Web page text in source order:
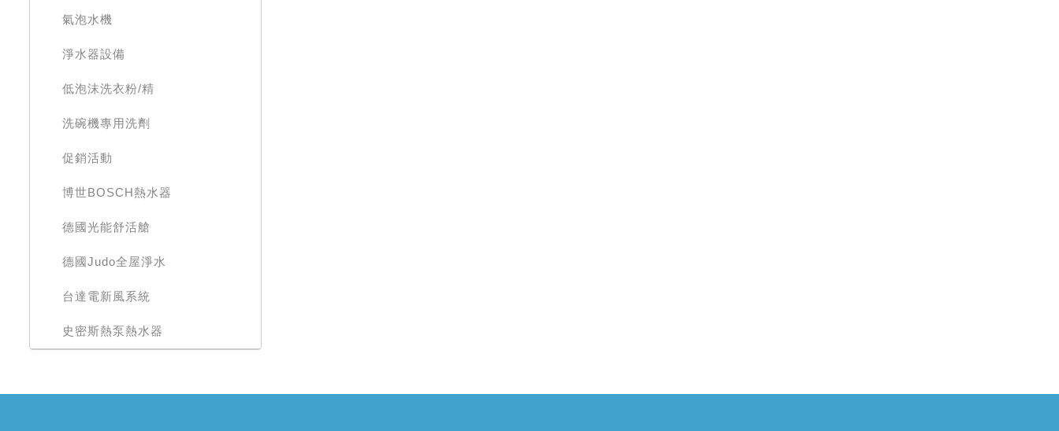
氣泡水機
淨水器設備
低泡沫洗衣粉/精
洗碗機專用洗劑
促銷活動
博世BOSCH熱水器
德國光能舒活艙
德國Judo全屋淨水
台達電新風系統
史密斯熱泵熱水器